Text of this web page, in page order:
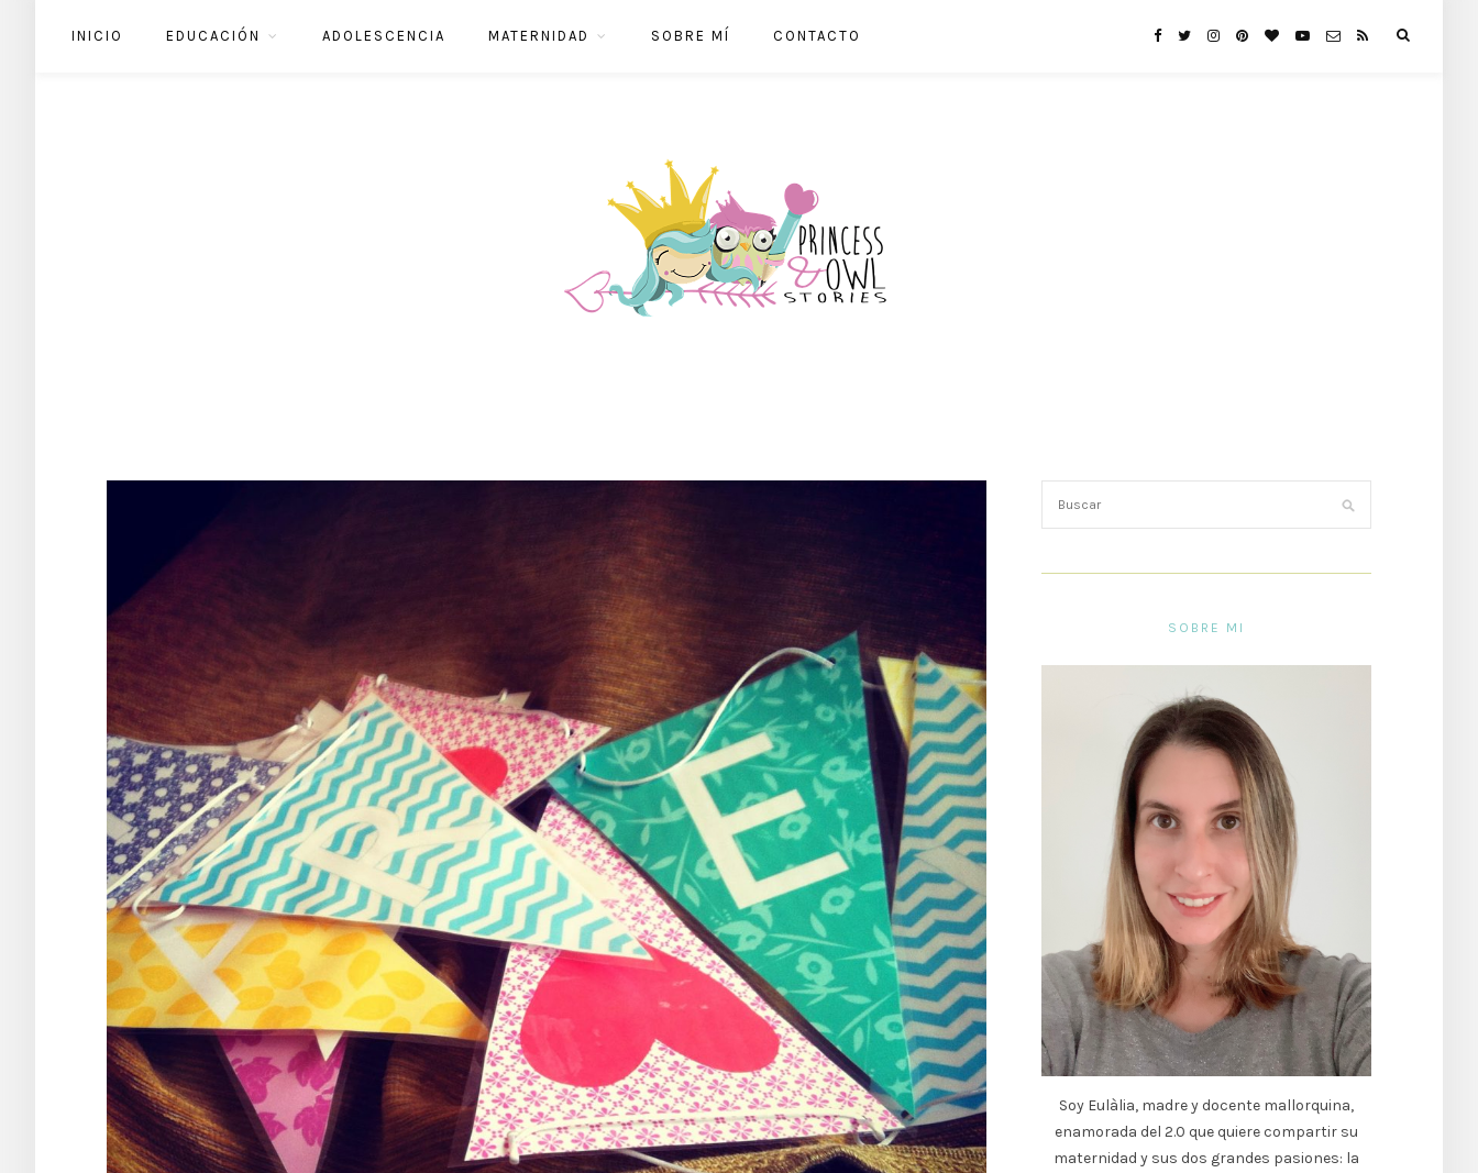
INICIO EDUCACIÓN ADOLESCENCIA MATERNIDAD SOBRE MÍ CONTACTO
SOBRE MI
Soy Eulàlia, madre y docente mallorquina,
enamorada del 2.0 que quiere compartir su
maternidad y sus dos grandes pasiones: la